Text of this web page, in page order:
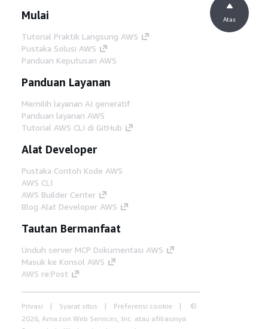
Mulai
Tutorial Praktik Langsung AWS
Pustaka Solusi AWS
Panduan Keputusan AWS
Panduan Layanan
Memilih layanan AI generatif
Panduan layanan AWS
Tutorial AWS CLI di GitHub
Alat Developer
Pustaka Contoh Kode AWS
AWS CLI
AWS Builder Center
Blog Alat Developer AWS
Tautan Bermanfaat
Unduh server MCP Dokumentasi AWS
Masuk ke Konsol AWS
AWS re:Post
Privasi Syarat situs Preferensi cookie
©
2026, Amazon Web Services, Inc. atau afiliasinya.
Atas